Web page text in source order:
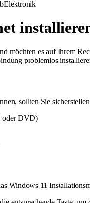
Elektronik
möchten es auf Ihrem
problemlos
sollten Sie
oder DVD)
Windows 11